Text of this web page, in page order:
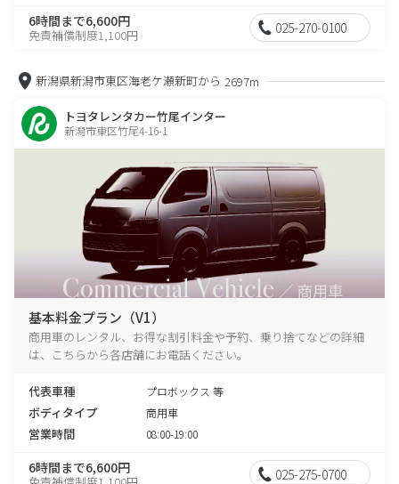
6時間まで6,600円
免責補償制度1,100円 025-270-0100
新潟県新潟市東区海老ケ瀬新町から 2697m
トヨタレンタカー竹尾インター
新潟市東区竹尾4-16-1
基本料金プラン（V1）
商用車のレンタル、お得な割引料金や予約、乗り捨てなどの詳細
は、こちらから各店舗にお電話ください。
代表車種 プロボックス 等
ボディタイプ 商用車
営業時間 08:00-19:00
6時間まで6,600円 025-275-0700